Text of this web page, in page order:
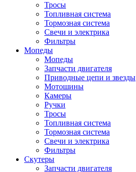
Тросы
Топливная система
Тормозная система
Свечи и электрика
Фильтры
Мопеды
Мопеды
Запчасти двигателя
Приводные цепи и звезды
Мотошины
Камеры
Ручки
Тросы
Топливная система
Тормозная система
Свечи и электрика
Фильтры
Cкутеры
Запчасти двигателя